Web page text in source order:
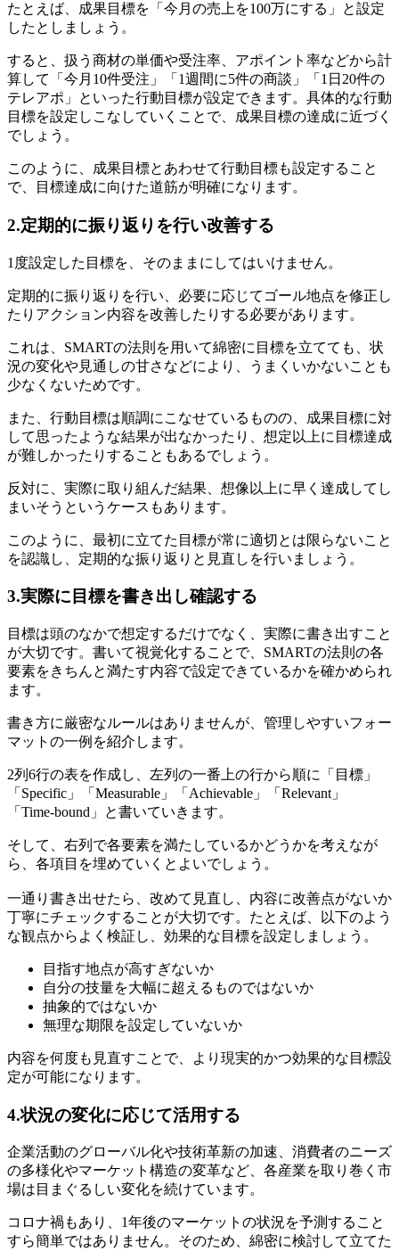
たとえば、成果目標を「今月の売上を100万にする」と設定
したとしましょう。
すると、扱う商材の単価や受注率、アポイント率などから計
算して「今月10件受注」「1週間に5件の商談」「1日20件の
テレアポ」といった行動目標が設定できます。具体的な行動
目標を設定しこなしていくことで、成果目標の達成に近づく
でしょう。
このように、成果目標とあわせて行動目標も設定すること
で、目標達成に向けた道筋が明確になります。
2.定期的に振り返りを行い改善する
1度設定した目標を、そのままにしてはいけません。
定期的に振り返りを行い、必要に応じてゴール地点を修正し
たりアクション内容を改善したりする必要があります。
これは、SMARTの法則を用いて綿密に目標を立てても、状
況の変化や見通しの甘さなどにより、うまくいかないことも
少なくないためです。
また、行動目標は順調にこなせているものの、成果目標に対
して思ったような結果が出なかったり、想定以上に目標達成
が難しかったりすることもあるでしょう。
反対に、実際に取り組んだ結果、想像以上に早く達成してし
まいそうというケースもあります。
このように、最初に立てた目標が常に適切とは限らないこと
を認識し、定期的な振り返りと見直しを行いましょう。
3.実際に目標を書き出し確認する
目標は頭のなかで想定するだけでなく、実際に書き出すこと
が大切です。書いて視覚化することで、SMARTの法則の各
要素をきちんと満たす内容で設定できているかを確かめられ
ます。
書き方に厳密なルールはありませんが、管理しやすいフォー
マットの一例を紹介します。
2列6行の表を作成し、左列の一番上の行から順に「目標」
「Specific」「Measurable」「Achievable」「Relevant」
「Time-bound」と書いていきます。
そして、右列で各要素を満たしているかどうかを考えなが
ら、各項目を埋めていくとよいでしょう。
一通り書き出せたら、改めて見直し、内容に改善点がないか
丁寧にチェックすることが大切です。たとえば、以下のよう
な観点からよく検証し、効果的な目標を設定しましょう。
目指す地点が高すぎないか
自分の技量を大幅に超えるものではないか
抽象的ではないか
無理な期限を設定していないか
内容を何度も見直すことで、より現実的かつ効果的な目標設
定が可能になります。
4.状況の変化に応じて活用する
企業活動のグローバル化や技術革新の加速、消費者のニーズ
の多様化やマーケット構造の変革など、各産業を取り巻く市
場は目まぐるしい変化を続けています。
コロナ禍もあり、1年後のマーケットの状況を予測すること
すら簡単ではありません。そのため、綿密に検討して立てた